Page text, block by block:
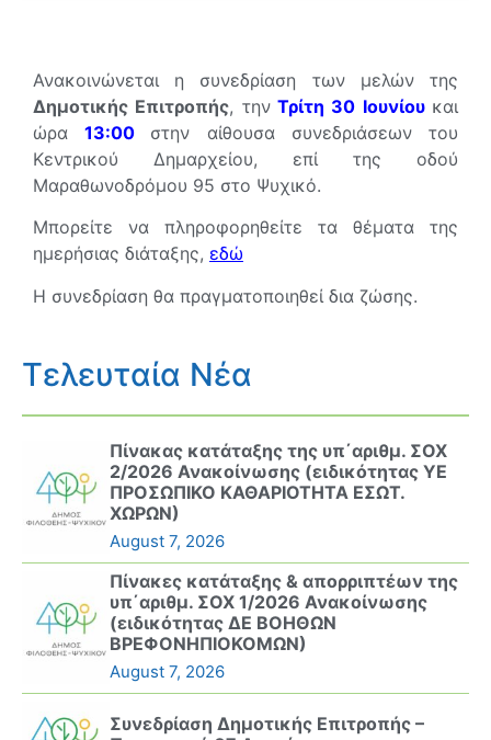
Ανακοινώνεται η συνεδρίαση των μελών της
Δημοτικής Επιτροπής, τηνΤρίτη 30 Ιουνίου και
ώρα13:00 στην αίθουσα συνεδριάσεων του
Κεντρικού Δημαρχείου, επί της οδού
Μαραθωνοδρόμου 95 στο Ψυχικό.
Μπορείτε να πληροφορηθείτε τα θέματα της
ημερήσιας διάταξης, εδώ
Η συνεδρίαση θα πραγματοποιηθεί δια ζώσης.
Τελευταία Νέα
Πίνακας κατάταξης της υπ΄αριθμ. ΣΟΧ
2/2026 Ανακοίνωσης (ειδικότητας ΥΕ
ΠΡΟΣΩΠΙΚΟ ΚΑΘΑΡΙΟΤΗΤΑ ΕΣΩΤ.
ΧΩΡΩΝ)
August 7, 2026
Πίνακες κατάταξης & απορριπτέων της
υπ΄αριθμ. ΣΟΧ 1/2026 Ανακοίνωσης
(ειδικότητας ΔΕ ΒΟΗΘΩΝ
ΒΡΕΦΟΝΗΠΙΟΚΟΜΩΝ)
August 7, 2026
Συνεδρίαση Δημοτικής Επιτροπής –